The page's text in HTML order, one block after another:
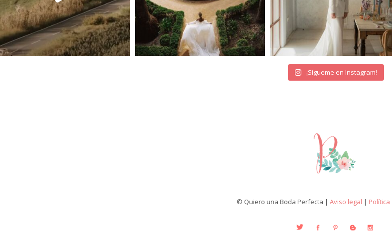
¡Sígueme en Instagram!
© Quiero una Boda Perfecta | Aviso legal |